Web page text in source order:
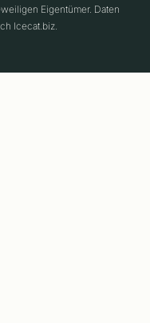
Eigentümer. Daten
Icecat.biz.